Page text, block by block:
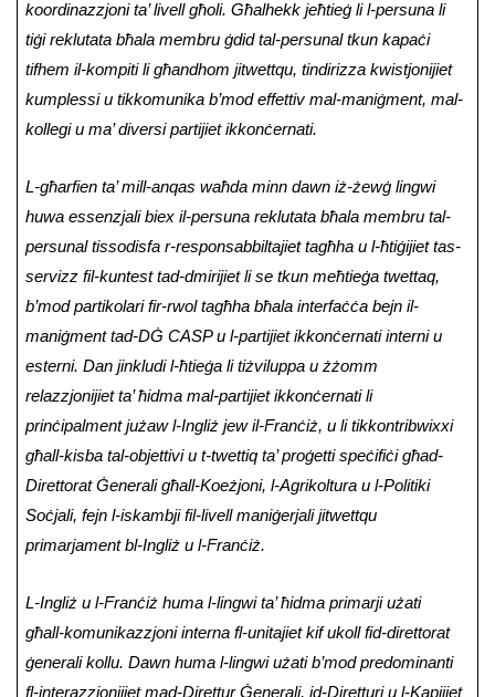
koordinazzjoni ta’ livell għoli. Għalhekk jeħtieġ li l-persuna li
tiġi reklutata bħala membru ġdid tal-persunal tkun kapaċi
tifhem il-kompiti li għandhom jitwettqu, tindirizza kwistjonijiet
kumplessi u tikkomunika b’mod effettiv mal-maniġment, mal-
kollegi u ma’ diversi partijiet ikkonċernati.
L-għarfien ta’ mill-anqas waħda minn dawn iż-żewġ lingwi
huwa essenzjali biex il-persuna reklutata bħala membru tal-
persunal tissodisfa r-responsabbiltajiet tagħha u l-ħtiġijiet tas-
servizz fil-kuntest tad-dmirijiet li se tkun meħtieġa twettaq,
b’mod partikolari fir-rwol tagħha bħala interfaċċa bejn il-
maniġment tad-DĠ CASP u l-partijiet ikkonċernati interni u
esterni. Dan jinkludi l-ħtieġa li tiżviluppa u żżomm
relazzjonijiet ta’ ħidma mal-partijiet ikkonċernati li
prinċipalment jużaw l-Ingliż jew il-Franċiż, u li tikkontribwixxi
għall-kisba tal-objettivi u t-twettiq ta’ proġetti speċifiċi għad-
Direttorat Ġenerali għall-Koeżjoni, l-Agrikoltura u l-Politiki
Soċjali, fejn l-iskambji fil-livell maniġerjali jitwettqu
primarjament bl-Ingliż u l-Franċiż.
L-Ingliż u l-Franċiż huma l-lingwi ta’ ħidma primarji użati
għall-komunikazzjoni interna fl-unitajiet kif ukoll fid-direttorat
ġenerali kollu. Dawn huma l-lingwi użati b’mod predominanti
fl-interazzjonijiet mad-Direttur Ġenerali, id-Diretturi u l-Kapijiet